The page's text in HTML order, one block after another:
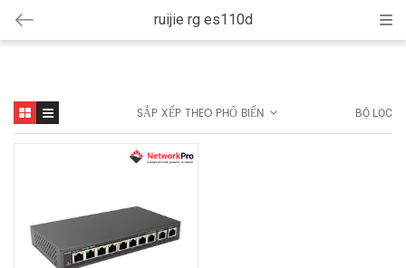
ruijie rg es110d
SẮP XẾP THEO PHỔ BIẾN BỘ LỌC